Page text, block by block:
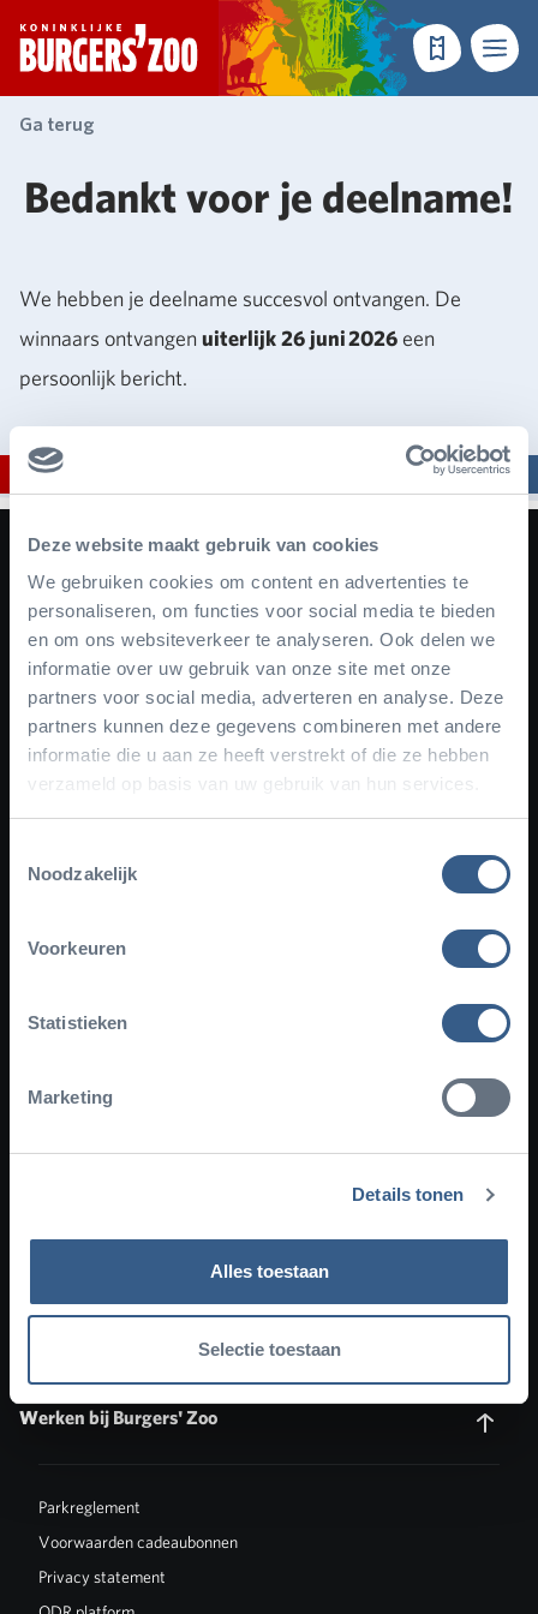
Deze website maakt gebruik van cookies
We gebruiken cookies om content en advertenties te
personaliseren, om functies voor social media te bieden
en om ons websiteverkeer te analyseren. Ook delen we
informatie over uw gebruik van onze site met onze
partners voor social media, adverteren en analyse. Deze
partners kunnen deze gegevens combineren met andere
informatie die u aan ze heeft verstrekt of die ze hebben
verzameld op basis van uw gebruik van hun services.
Noodzakelijk
Voorkeuren
Statistieken
Marketing
Details tonen
Alles toestaan
Selectie toestaan
- Homepagina
TicketsMenu
Ga terug
Bedankt voor je deelname!
We hebben je deelname succesvol ontvangen. De
winnaars ontvangenuiterlijk 26 juni 2026een
persoonlijk bericht.
FacebookInstagramYouTubeTikTok Newsletter
Schrijf je in voor de nieuwsbrief
Werken bij Burgers' Zoo
Parkreglement
Voorwaarden cadeaubonnen
Privacy statement